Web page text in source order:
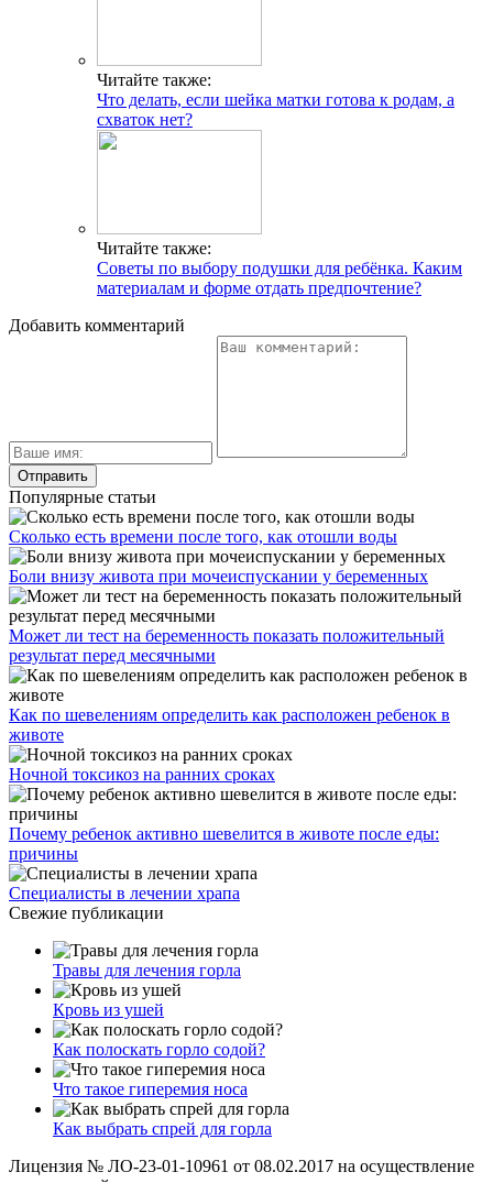
Читайте также:
Что делать, если шейка матки готова к родам, а
схваток нет?
Читайте также:
Советы по выбору подушки для ребёнка. Каким
материалам и форме отдать предпочтение?
Добавить комментарий
Популярные статьи
Сколько есть времени после того, как отошли воды
Боли внизу живота при мочеиспускании у беременных
Может ли тест на беременность показать положительный
результат перед месячными
Как по шевелениям определить как расположен ребенок в
животе
Ночной токсикоз на ранних сроках
Почему ребенок активно шевелится в животе после еды:
причины
Специалисты в лечении храпа
Свежие публикации
Травы для лечения горла
Кровь из ушей
Как полоскать горло содой?
Что такое гиперемия носа
Как выбрать спрей для горла
Лицензия № ЛО-23-01-10961 от 08.02.2017 на осуществление